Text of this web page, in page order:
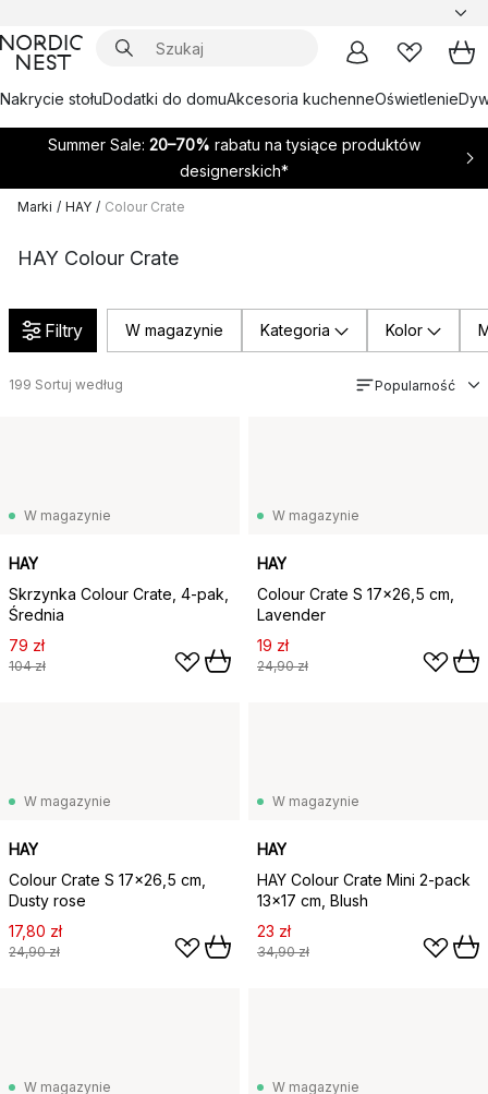
Nakrycie stołuDodatki do domuAkcesoria kuchenneOświetlenie
Summer Sale: 20–70% rabatu na tysiące produktów
designerskich*
Marki / HAY / Colour Crate
HAY Colour Crate
Filtry W magazynie Kategoria Kolor
199 Sortuj według Popularność
W magazynie
HAY
Skrzynka Colour Crate, 4-pak,
Średnia
79 zł
104 zł
W magazynie
HAY
Colour Crate S 17x26,5 cm,
Lavender
19 zł
24,90 zł
W magazynie
HAY
Colour Crate S 17x26,5 cm,
Dusty rose
17,80 zł
24,90 zł
W magazynie
HAY
HAY Colour Crate Mini 2-pack
13x17 cm, Blush
23 zł
34,90 zł
W magazynie W magazynie